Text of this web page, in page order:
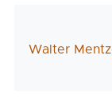
AutorIn
Walter